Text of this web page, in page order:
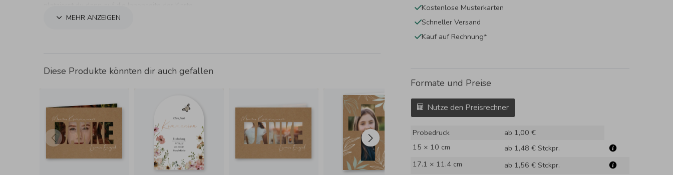
MEHR ANZEIGEN
Diese Produkte könnten dir auch gefallen
Kostenlose Musterkarten
Schneller Versand
Kauf auf Rechnung*
Formate und Preise
Nutze den Preisrechner
Probedruck
ab 1,00 €
15 × 10 cm
ab 1,48 € Stckpr.
17.1 × 11.4 cm
ab 1,56 € Stckpr.